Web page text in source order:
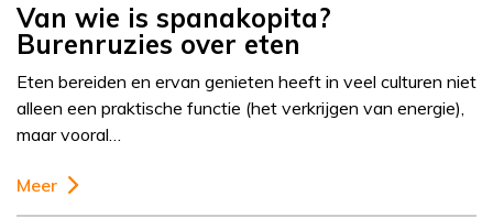
Van wie is spanakopita?
Burenruzies over eten
Eten bereiden en ervan genieten heeft in veel culturen niet
alleen een praktische functie (het verkrijgen van energie),
maar vooral…
Meer